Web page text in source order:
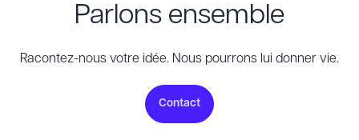
Parlons ensemble
Racontez-nous votre idée. Nous pourrons lui donner vie.
Contact